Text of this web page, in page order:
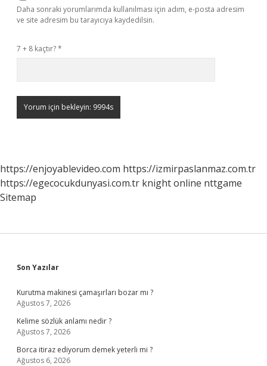
Daha sonraki yorumlarımda kullanılması için adım, e-posta adresim
ve site adresim bu tarayıcıya kaydedilsin.
7 + 8 kaçtır?*
https://enjoyablevideo.com https://izmirpaslanmaz.com.tr
https://egecocukdunyasi.com.tr knight online nttgame
Sitemap
Sidebar
Son Yazılar
Kurutma makinesi çamaşırları bozar mı ?
Ağustos 7, 2026
Kelime sözlük anlamı nedir ?
Ağustos 7, 2026
Borca itiraz ediyorum demek yeterli mi ?
Ağustos 6, 2026